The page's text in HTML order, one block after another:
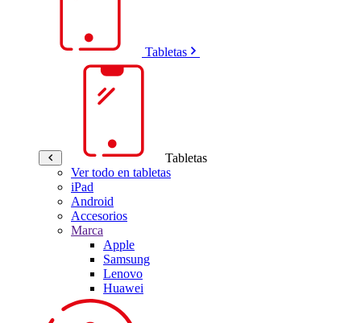
Tabletas
Tabletas
Ver todo en tabletas
iPad
Android
Accesorios
Marca
Apple
Samsung
Lenovo
Huawei